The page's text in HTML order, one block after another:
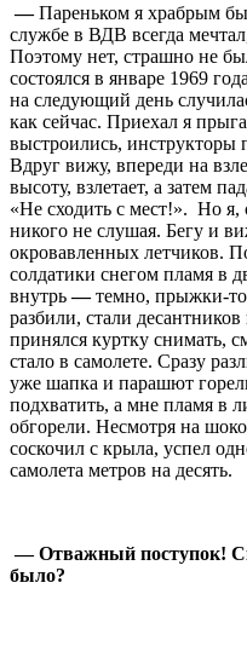
—Пареньком я храбрым
службе в ВДВ всегда
Поэтому нет, страшно не
состоялся в январе 1969
на следующий день
как сейчас. Приехал я
выстроились, инструкторы
Вдруг вижу, впереди на
высоту, взлетает, а затем
«Не сходить с мест!». Но я,
никого не слушая. Бегу и
окровавленных летчиков.
солдатики снегом пламя в
внутрь—темно, прыжки-то
разбили, стали
принялся куртку снимать,
стало в самолете. Сразу
уже шапка и парашют
подхватить, а мне пламя в
обгорели. Несмотря на
соскочил с крыла, успел
самолета метров на десять.
— Отважный поступок!
было?